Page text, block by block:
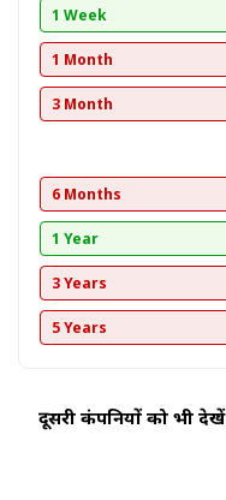
1 Week
1 Month
3 Month
6 Months
1 Year
3 Years
5 Years
दूसरी कंपनियों को भी देखें